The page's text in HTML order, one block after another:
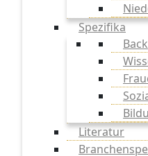
Spezifika
Back
Literatur